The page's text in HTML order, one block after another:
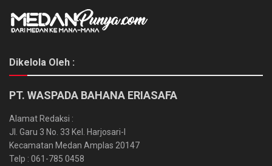
Dikelola Oleh :
PT. WASPADA BAHANA ERIASAFA
Alamat Redaksi :
Jl. Garu 3 No. 33 Kel. Harjosari-I
Kecamatan Medan Amplas 20147
Telp : 061-785 0458